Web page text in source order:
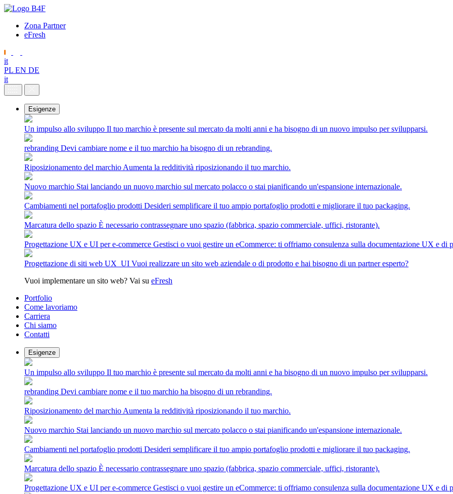
Zona Partner
eFresh
it
PL EN DE
it
Esigenze
Un impulso allo sviluppo Il tuo marchio è presente sul mercato da molti anni e ha bisogno di un nuovo impulso per svilupparsi.
rebranding Devi cambiare nome e il tuo marchio ha bisogno di un rebranding.
Riposizionamento del marchio Aumenta la redditività riposizionando il tuo marchio.
Nuovo marchio Stai lanciando un nuovo marchio sul mercato polacco o stai pianificando un'espansione internazionale.
Cambiamenti nel portafoglio prodotti Desideri semplificare il tuo ampio portafoglio prodotti e migliorare il tuo packaging.
Marcatura dello spazio È necessario contrassegnare uno spazio (fabbrica, spazio commerciale, uffici, ristorante).
Progettazione UX e UI per e-commerce Gestisci o vuoi gestire un eCommerce: ti offriamo consulenza sulla documentazione UX e di
Progettazione di siti web UX_UI Vuoi realizzare un sito web aziendale o di prodotto e hai bisogno di un partner esperto?
Vuoi implementare un sito web? Vai su eFresh
Portfolio
Come lavoriamo
Carriera
Chi siamo
Contatti
Esigenze
Un impulso allo sviluppo Il tuo marchio è presente sul mercato da molti anni e ha bisogno di un nuovo impulso per svilupparsi.
rebranding Devi cambiare nome e il tuo marchio ha bisogno di un rebranding.
Riposizionamento del marchio Aumenta la redditività riposizionando il tuo marchio.
Nuovo marchio Stai lanciando un nuovo marchio sul mercato polacco o stai pianificando un'espansione internazionale.
Cambiamenti nel portafoglio prodotti Desideri semplificare il tuo ampio portafoglio prodotti e migliorare il tuo packaging.
Marcatura dello spazio È necessario contrassegnare uno spazio (fabbrica, spazio commerciale, uffici, ristorante).
Progettazione UX e UI per e-commerce Gestisci o vuoi gestire un eCommerce: ti offriamo consulenza sulla documentazione UX e di